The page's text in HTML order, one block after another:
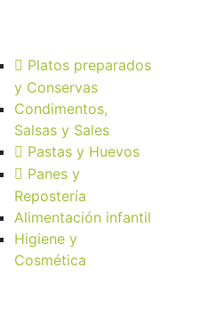
Platos preparados
y Conservas
Condimentos,
Salsas y Sales
Pastas y Huevos
Panes y
Repostería
Alimentación infantil
Higiene y
Cosmética